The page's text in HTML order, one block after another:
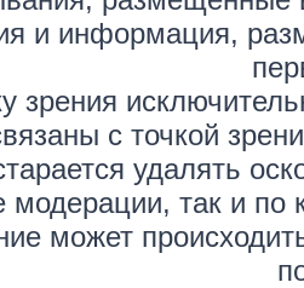
и информация,
зрения
с точкой
удалять
модерации, так и по
может